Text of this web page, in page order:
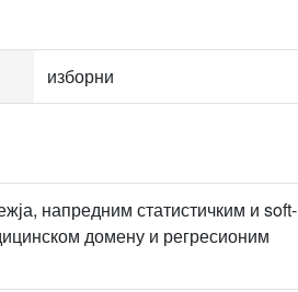
изборни
напредним статистичким и soft-
домену и регресионим